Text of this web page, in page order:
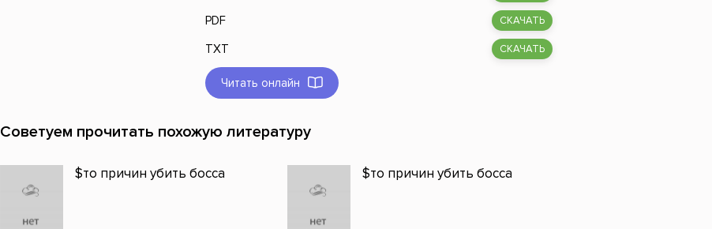
PDF СКАЧАТЬ
TXT СКАЧАТЬ
Читать онлайн
Советуем прочитать похожую литературу
$то причин убить босса $то причин убить босса